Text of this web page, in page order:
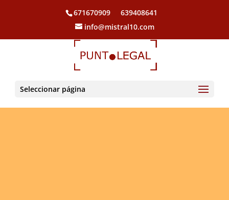
671670909
639408641
info@mistral10.com
Seleccionar página
COMPRA Y VENTA DE INMUEBLES